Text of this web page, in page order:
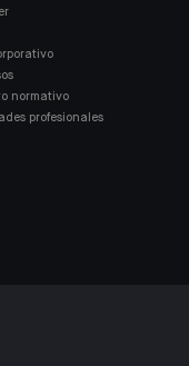
normativo
profesionales